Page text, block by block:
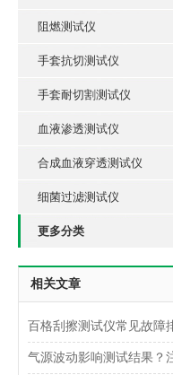
阻燃测试仪
手套抗切测试仪
手套耐切割测试仪
血液渗透测试仪
合成血液穿透测试仪
细菌过滤测试仪
更多分类
相关文章